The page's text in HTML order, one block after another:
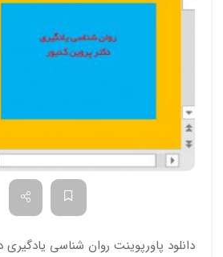
دانلود پاورپوینت روان شناسی یادگیری